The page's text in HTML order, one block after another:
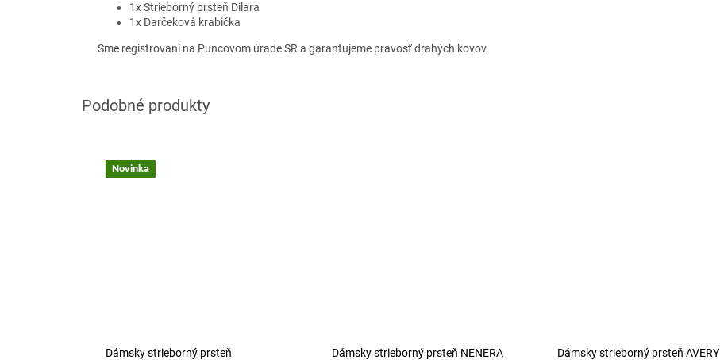
1x Strieborný prsteň Dilara
1x Darčeková krabička
Sme registrovaní na Puncovom úrade SR a garantujeme pravosť drahých kovov.
Novinka
Dámsky strieborný prsteň
Dámsky strieborný prsteň NENERA
Dámsky strieborný prsteň AVERY